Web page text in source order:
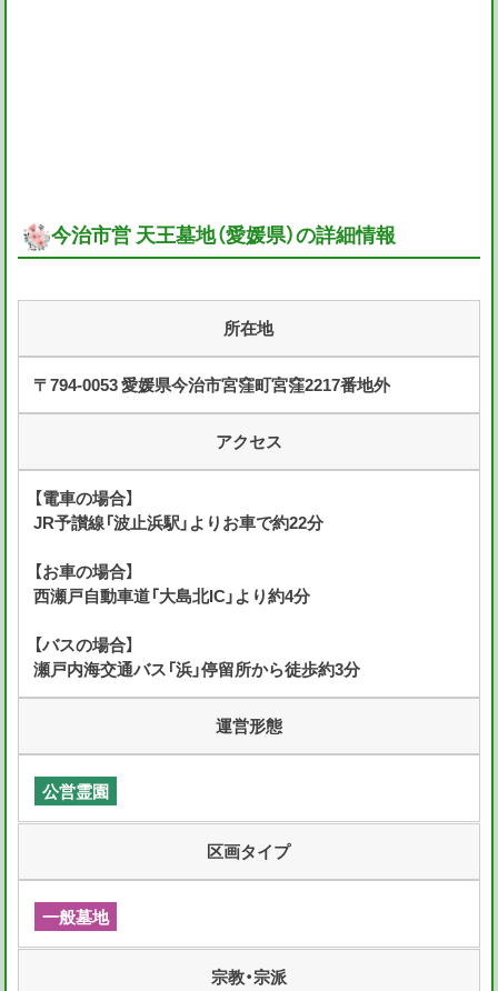
今治市営 天王墓地（愛媛県）の詳細情報
所在地
〒794-0053 愛媛県今治市宮窪町宮窪2217番地外
アクセス
【電車の場合】
JR予讃線「波止浜駅」よりお車で約22分
【お車の場合】
西瀬戸自動車道「大島北IC」より約4分
【バスの場合】
瀬戸内海交通バス「浜」停留所から徒歩約3分
運営形態
公営霊園
区画タイプ
一般墓地
宗教・宗派